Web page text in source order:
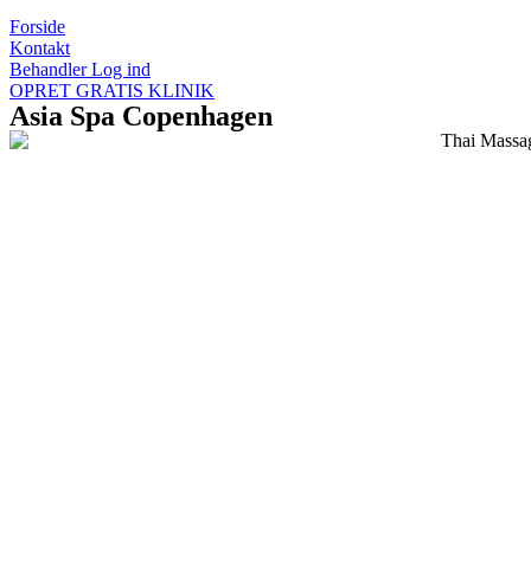
Forside
Kontakt
Behandler Log ind
OPRET GRATIS KLINIK
Asia Spa Copenhagen